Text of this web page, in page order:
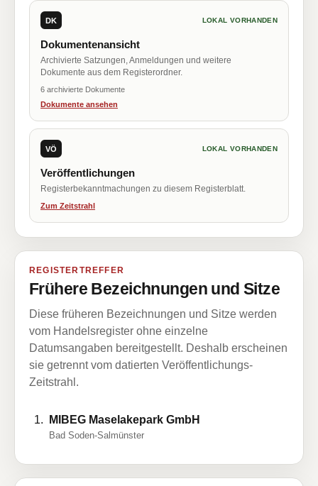
DK LOKAL VORHANDEN
Dokumentenansicht
Archivierte Satzungen, Anmeldungen und weitere
Dokumente aus dem Registerordner.
6 archivierte Dokumente
Dokumente ansehen
VÖ LOKAL VORHANDEN
Veröffentlichungen
Registerbekanntmachungen zu diesem Registerblatt.
Zum Zeitstrahl
REGISTERTREFFER
Frühere Bezeichnungen und Sitze
Diese früheren Bezeichnungen und Sitze werden
vom Handelsregister ohne einzelne
Datumsangaben bereitgestellt. Deshalb erscheinen
sie getrennt vom datierten Veröffentlichungs-
Zeitstrahl.
MIBEG Maselakepark GmbH
Bad Soden-Salmünster